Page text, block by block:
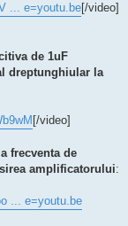
... e=youtu.be[/video]
de 1uF
dreptunghiular la
[/video]
frecventa de
amplificatorului:
... e=youtu.be